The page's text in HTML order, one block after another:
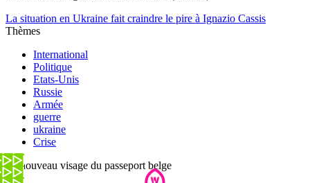
La situation en Ukraine fait craindre le pire à Ignazio Cassis
Thèmes
International
Politique
Etats-Unis
Russie
Armée
guerre
ukraine
Crise
Le nouveau visage du passeport belge